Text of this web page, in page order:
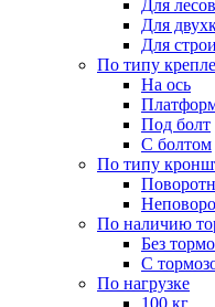
Для
Для
Для
По типу
На ось
Под болт
С болтом
По типу
По наличию
Без
С
По нагрузке
100 кг